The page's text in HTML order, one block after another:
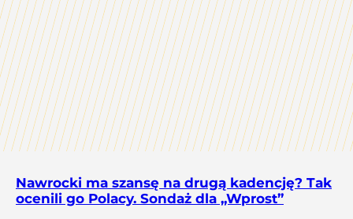
Nawrocki ma szansę na drugą kadencję? Tak
ocenili go Polacy. Sondaż dla „Wprost”